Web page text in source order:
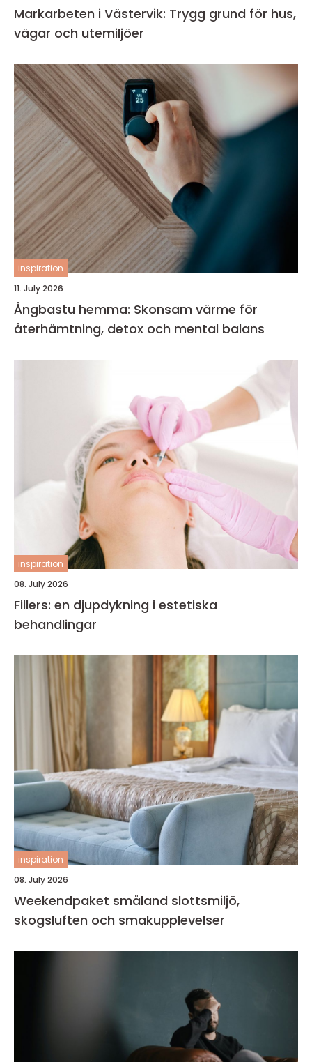
Markarbeten i Västervik: Trygg grund för hus,
vägar och utemiljöer
inspiration
11. July 2026
Ångbastu hemma: Skonsam värme för
återhämtning, detox och mental balans
inspiration
08. July 2026
Fillers: en djupdykning i estetiska
behandlingar
inspiration
08. July 2026
Weekendpaket småland slottsmiljö,
skogsluften och smakupplevelser